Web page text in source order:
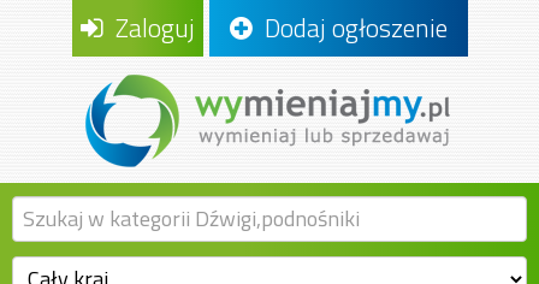
Zaloguj Dodaj ogłoszenie